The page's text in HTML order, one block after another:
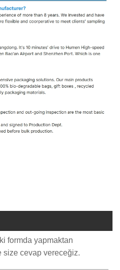
formda yapmaktan
size cevap vereceğiz.